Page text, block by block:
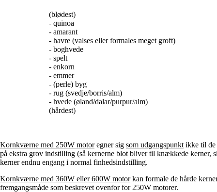
(blødest)
- quinoa
- amarant
- havre (valses eller formales meget groft)
- boghvede
- spelt
- enkorn
- emmer
- (perle) byg
- rug (svedje/borris/alm)
- hvede (øland/dalar/purpur/alm)
(hårdest)
Kornkværne med 250W motoregner sig som udgangspunkt ikke til de
på ekstra grov indstilling (så kernerne blot bliver til knækkede kerner,
kerner endnu engang i normal finhedsindstilling.
Kornkværne med 360W eller 600W motorkan formale de hårde
fremgangsmåde som beskrevet ovenfor for 250W motorer.